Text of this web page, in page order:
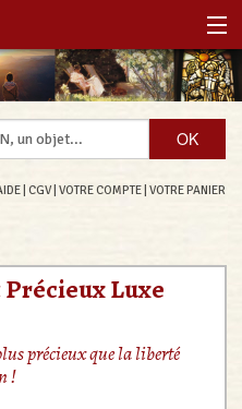
CGV| VOTRE COMPTE VOTRE PANIER
Luxe
précieux que la liberté
!